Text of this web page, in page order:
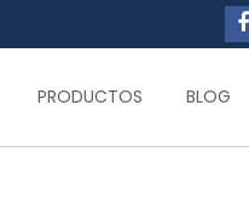
PRODUCTOS BLOG